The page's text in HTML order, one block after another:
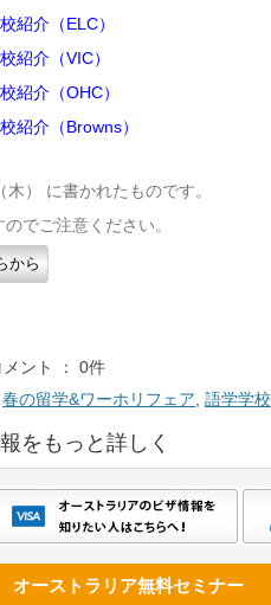
紹介（ELC）
紹介（VIC）
紹介（OHC）
紹介（Browns）
） に書かれたものです。
でご注意ください。
から
メント ： 0件
春の留学&ワーホリフェア 語学学校
をもっと詳しく
オーストラリア無料セミナー